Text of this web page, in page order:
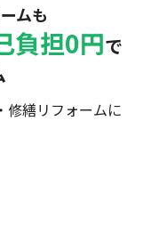
ムも
負担0円で
修繕リフォームに